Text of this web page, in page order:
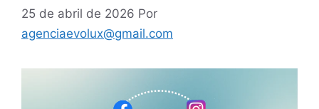
25 de abril de 2026 Por
agenciaevolux@gmail.com